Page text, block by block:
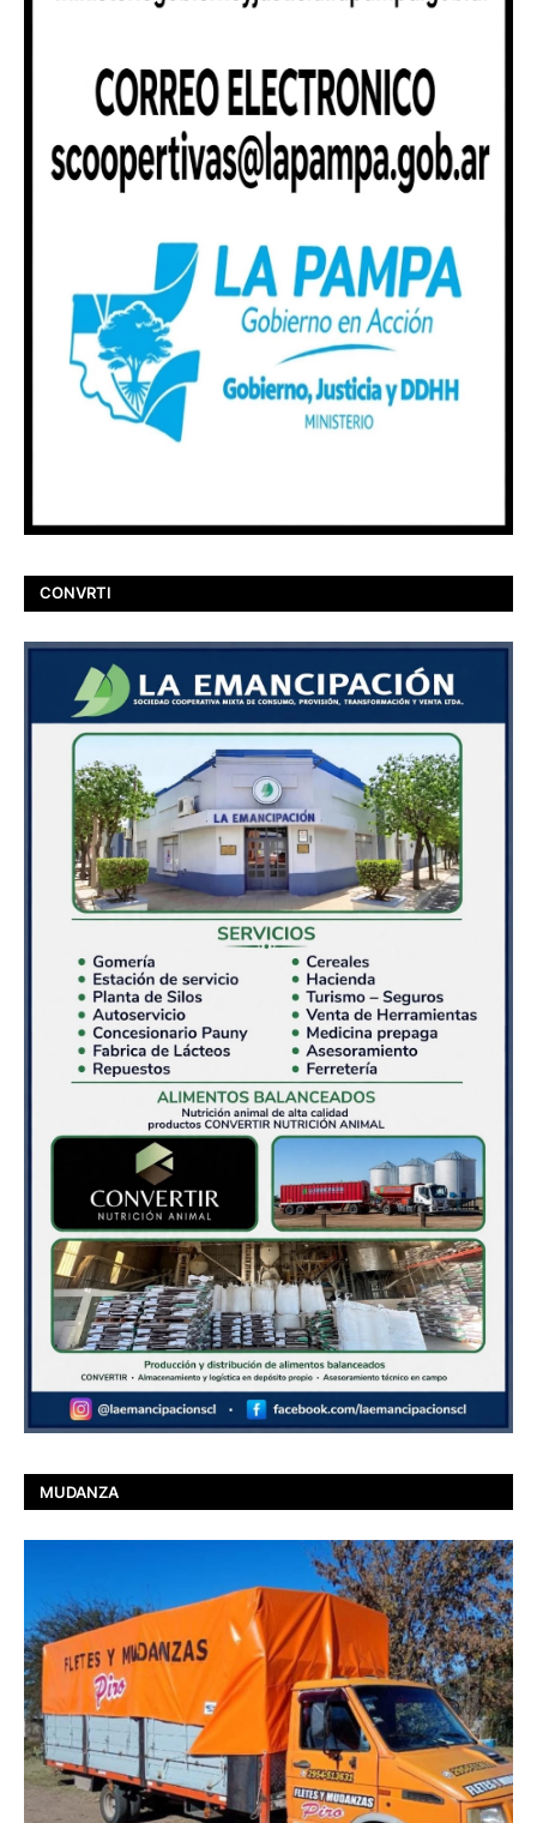
CONVRTI
MUDANZA